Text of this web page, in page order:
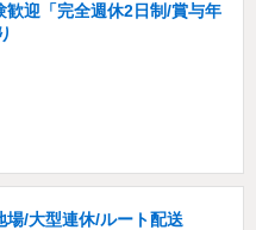
迎「完全週休2日制/賞与年
/大型連休/ルート配送